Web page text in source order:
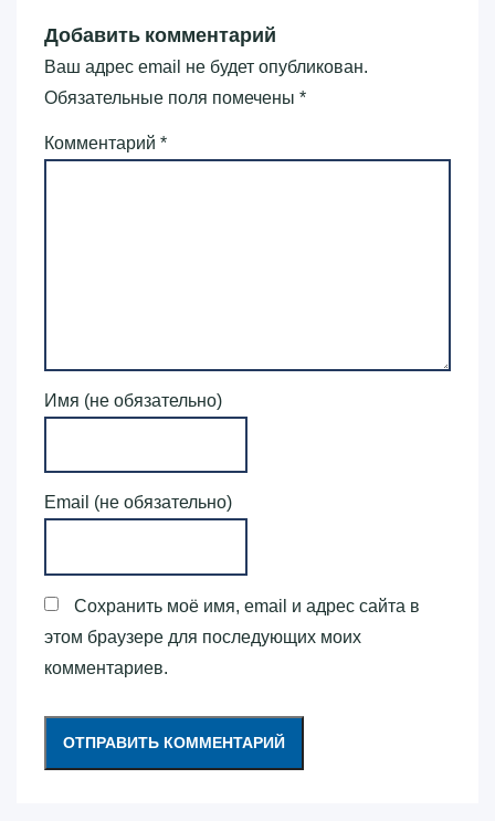
Добавить комментарий
Ваш адрес email не будет опубликован.
Обязательные поля помечены *
Комментарий *
Имя (не обязательно)
Email (не обязательно)
Сохранить моё имя, email и адрес сайта в
этом браузере для последующих моих
комментариев.